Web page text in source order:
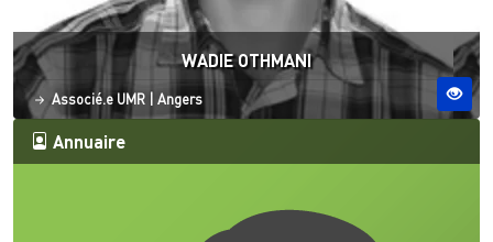
WADIE OTHMANI
Statut
Associé.e UMR | Site ESO
Angers
Annuaire